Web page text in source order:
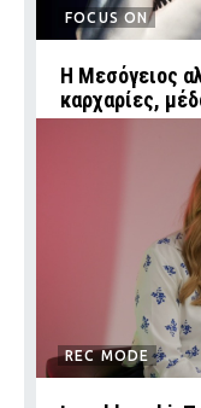
FOCUS ON
Η Μεσόγειος
καρχαρίες,
REC MODE